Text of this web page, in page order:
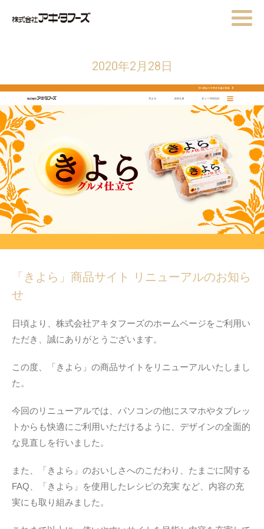
2020年2月28日
「きよら」商品サイト リニューアルのお知ら
せ
日頃より、株式会社アキタフーズのホームページをご利用い
ただき、誠にありがとうございます。
この度、「きよら」の商品サイトをリニューアルいたしまし
た。
今回のリニューアルでは、パソコンの他にスマホやタブレッ
トからも快適にご利用いただけるように、デザインの全面的
な見直しを行いました。
また、「きよら」のおいしさへのこだわり、たまごに関する
FAQ、「きよら」を使用したレシピの充実 など、内容の充
実にも取り組みました。